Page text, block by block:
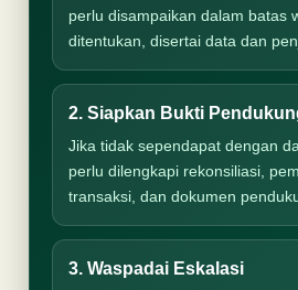
perlu disampaikan dalam batas
ditentukan, disertai data dan
2. Siapkan Bukti
Jika tidak sependapat dengan
perlu dilengkapi rekonsiliasi,
transaksi, dan dokumen
3. Waspadai Eskalasi